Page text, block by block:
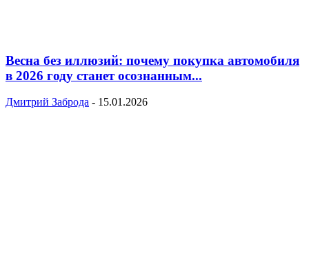
Весна без иллюзий: почему покупка автомобиля
в 2026 году станет осознанным...
Дмитрий Заброда - 15.01.2026